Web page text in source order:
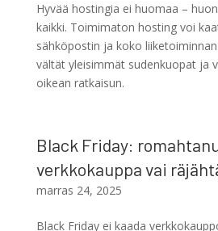
Hyvää hostingia ei huomaa –
kaikki. Toimimaton hosting voi
sähköpostin ja koko
vältät yleisimmät sudenkuopat ja
oikean ratkaisun.
Black Friday:
verkkokauppa vai
marras 24, 2025
Black Friday ei kaada